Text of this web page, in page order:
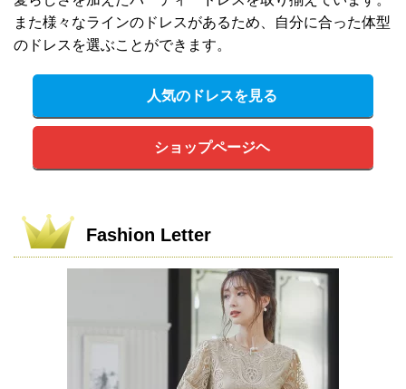
また様々なラインのドレスがあるため、自分に合った体型
のドレスを選ぶことができます。
人気のドレスを見る
ショップページヘ
Fashion Letter